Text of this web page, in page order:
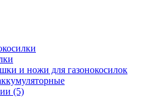
и ножи для газонокосилок
(5)